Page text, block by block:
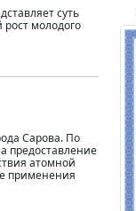
суть
молодого
Сарова. По
предоставление
атомной
применения